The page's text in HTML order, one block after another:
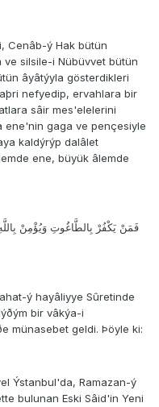
Cenâb-ý Hak bütün
silsile-i Nübüvvet bütün
âyâtýyla gösterdikleri
nefyedip, ervahlara bir
sâir mes'elelerini
ene'nin gaga ve pençesiyle
kaldýrýp dalâlet
ene, büyük âlemde
فَمَنْ يَكْفُرْ بِالطَّاغُوتِ وَيُؤْمِنْ
ý hayâliyye Sûretinde
bir vâkýa-i
münasebet geldi. Þöyle ki:
Ýstanbul'da, Ramazan-ý
bulunan Eski Sâid'in Yeni